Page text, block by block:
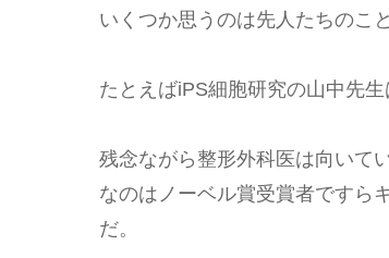
いくつか思うのは先人たちのこと
たとえばiPS細胞研究の山中先
残念ながら整形外科医は向いて
なのはノーベル賞受賞者ですら
だ。